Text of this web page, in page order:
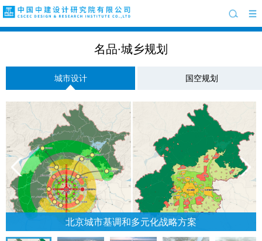
名品·城乡规划
城市设计 国空规划
北京城市基调和多元化战略方案